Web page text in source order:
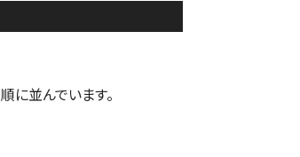
順に並んでいます。